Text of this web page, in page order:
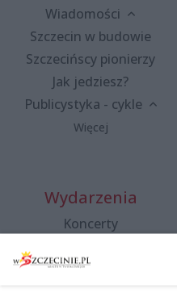
Wiadomości
Szczecin w budowie
Szczecińscy pionierzy
Jak jedziesz?
Publicystyka - cykle
Więcej
Wydarzenia
Koncerty
Spacery i oprowadzania